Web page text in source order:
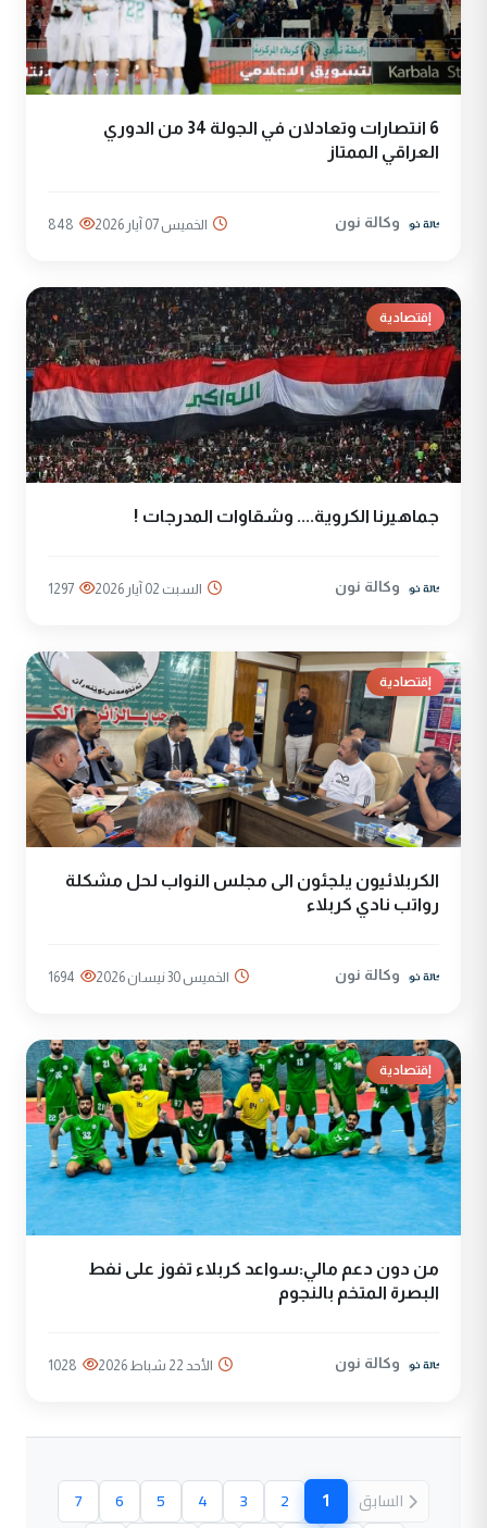
6 انتصارات وتعادلان في الجولة 34 من الدوري
العراقي الممتاز
وكالة نون الخميس 07 آيار 2026 848
إقتصادية
جماهيرنا الكروية.... وشقاوات المدرجات !
وكالة نون السبت 02 آيار 2026 1297
إقتصادية
الكربلائيون يلجئون الى مجلس النواب لحل مشكلة
رواتب نادي كربلاء
وكالة نون الخميس 30 نيسان 2026 1694
إقتصادية
من دون دعم مالي:سواعد كربلاء تفوز على نفط
البصرة المتخم بالنجوم
وكالة نون الأحد 22 شباط 2026 1028
السابق 1
(الصفحة الحالية)
2
3
4
5
6
7